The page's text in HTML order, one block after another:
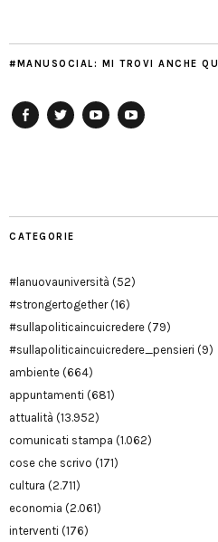
#MANUSOCIAL: MI TROVI ANCHE QUI
CATEGORIE
#lanuovauniversità (52)
#strongertogether(16)
#sullapoliticaincuicredere (79)
#sullapoliticaincuicredere_pensieri (9)
ambiente (664)
appuntamenti (681)
attualità (13.952)
comunicati stampa (1.062)
cose che scrivo (171)
cultura (2.711)
economia (2.061)
interventi (176)